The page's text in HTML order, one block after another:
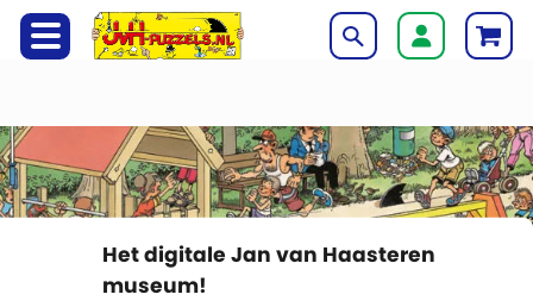
Het digitale Jan van Haasteren
museum!